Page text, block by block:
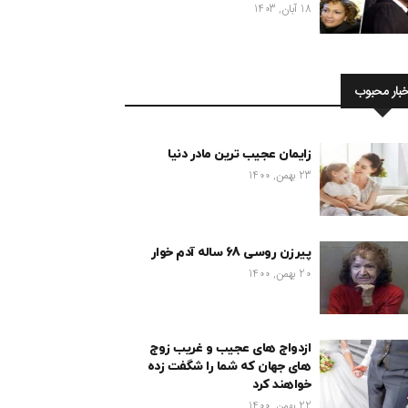
18 آبان, 1403
محبوب
زایمان عجیب ترین مادر دنیا
23 بهمن, 1400
پیرزن روسی 68 ساله آدم خوار
20 بهمن, 1400
ازدواج های عجیب و غریب زوج
های جهان که شما را شگفت زده
خواهند کرد